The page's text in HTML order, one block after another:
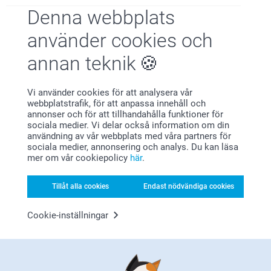
Denna webbplats
använder cookies och
annan teknik
Vi använder cookies för att analysera vår
webbplatstrafik, för att anpassa innehåll och
annonser och för att tillhandahålla funktioner för
sociala medier. Vi delar också information om din
användning av vår webbplats med våra partners för
sociala medier, annonsering och analys. Du kan läsa
mer om vår cookiepolicy här.
Tillåt alla cookies Endast nödvändiga cookies
Cookie-inställningar
Hej!
Stort tack för dina ⭐️⭐️⭐️⭐️⭐️ och omdöme av våra
fodral till dator/surfplatta.
Tack för att du valt att beställa från oss.
Varma hälsningar,
Miia @smartphoto
Priyal Kulathilake,
2025-02-07
designs and very easy to customize the product to suite my
expectations, Delivered very fast and the product is worth
Visa reaktioner
2025-02-17
14:54
Hi Priyal,
Thank you so much for the ⭐️⭐️⭐️⭐️⭐️ and your review
Kirsi @smartphoto
2024-05-21
Färgerna från fotot blev så bra.
Visa reaktioner